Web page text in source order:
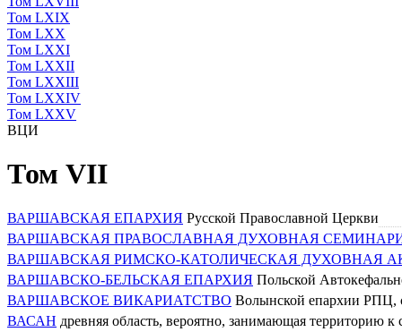
Том LXIX
Том LXX
Том LXXI
Том LXXII
Том LXXIII
Том LXXIV
Том LXXV
ВЦИ
Том VII
ВАРШАВСКАЯ ЕПАРХИЯ Русской Православной Церкви
ВАРШАВСКАЯ ПРАВОСЛАВНАЯ ДУХОВНАЯ
ВАРШАВСКАЯ РИМСКО-КАТОЛИЧЕСКАЯ ДУХОВНАЯ
ВАРШАВСКО-БЕЛЬСКАЯ ЕПАРХИЯ Польской
ВАРШАВСКОЕ ВИКАРИАТСТВО Волынской епархии РПЦ,
ВАСАН древняя область, вероятно, занимающая территорию к